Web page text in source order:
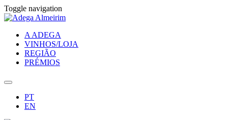
Toggle navigation
A ADEGA
VINHOS/LOJA
REGIÃO
PRÉMIOS
PT
EN